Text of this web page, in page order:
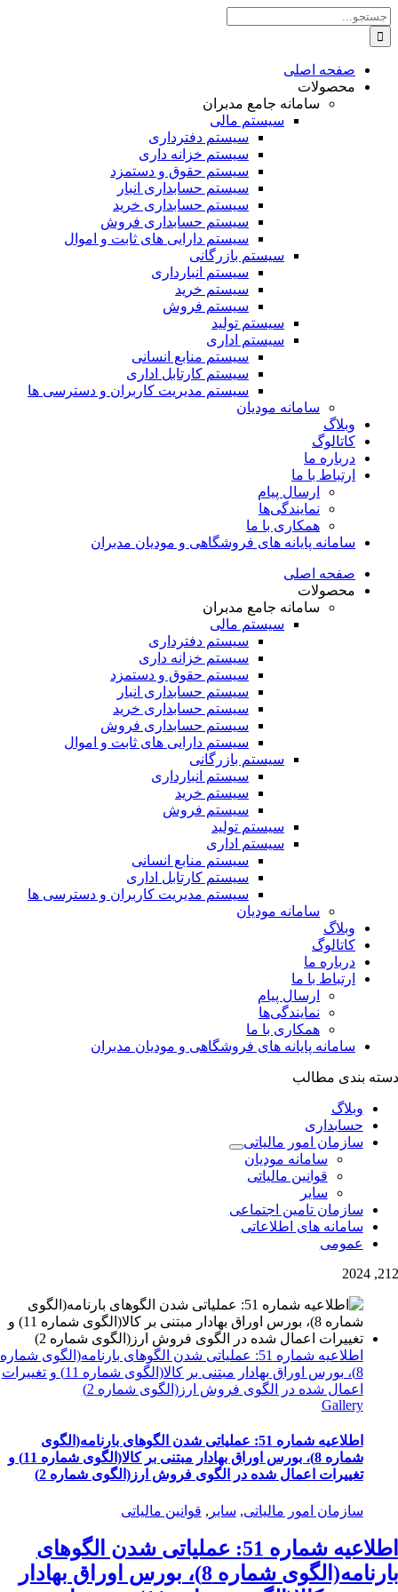
Skip
to
content
جستجو
برای:
صفحه اصلی
محصولات
سامانه جامع مدبران
سیستم مالی
سیستم دفترداری
سیستم خزانه داری
سیستم حقوق و دستمزد
سیستم حسابداری انبار
سیستم حسابداری خرید
سیستم حسابداری فروش
سیستم دارایی های ثابت و اموال
سیستم بازرگانی
سیستم انبارداری
سیستم خرید
سیستم فروش
سیستم تولید
سیستم اداری
سیستم منابع انسانی
سیستم کارتابل اداری
سیستم مدیریت کاربران و دسترسی ها
سامانه مودیان
وبلاگ
کاتالوگ
درباره ما
ارتباط با ما
ارسال پیام
نمایندگی‌ها
همکاری با ما
سامانه پایانه های فروشگاهی و مودیان مدبران
صفحه اصلی
محصولات
سامانه جامع مدبران
سیستم مالی
سیستم دفترداری
سیستم خزانه داری
سیستم حقوق و دستمزد
سیستم حسابداری انبار
سیستم حسابداری خرید
سیستم حسابداری فروش
سیستم دارایی های ثابت و اموال
سیستم بازرگانی
سیستم انبارداری
سیستم خرید
سیستم فروش
سیستم تولید
سیستم اداری
سیستم منابع انسانی
سیستم کارتابل اداری
سیستم مدیریت کاربران و دسترسی ها
سامانه مودیان
وبلاگ
کاتالوگ
درباره ما
ارتباط با ما
ارسال پیام
نمایندگی‌ها
همکاری با ما
سامانه پایانه های فروشگاهی و مودیان مدبران
دسته بندی مطالب
وبلاگ
حسابداری
سازمان امور مالیاتی
سامانه مودیان
قوانین مالیاتی
سایر
سازمان تامین اجتماعی
سامانه های اطلاعاتی
عمومی
212, 2024
اطلاعیه شماره 51: عملیاتی شدن الگوهای بارنامه(الگوی شماره
8)، بورس اوراق بهادار مبتنی بر کالا(الگوی شماره 11) و تغییرات
اعمال شده در الگوی فروش ارز(الگوی شماره 2)
Gallery
اطلاعیه شماره 51: عملیاتی شدن الگوهای بارنامه(الگوی
شماره 8)، بورس اوراق بهادار مبتنی بر کالا(الگوی شماره 11) و
تغییرات اعمال شده در الگوی فروش ارز(الگوی شماره 2)
سازمان امور مالیاتی, سایر , قوانین مالیاتی
اطلاعیه شماره 51: عملیاتی شدن الگوهای
بارنامه(الگوی شماره 8)، بورس اوراق بهادار